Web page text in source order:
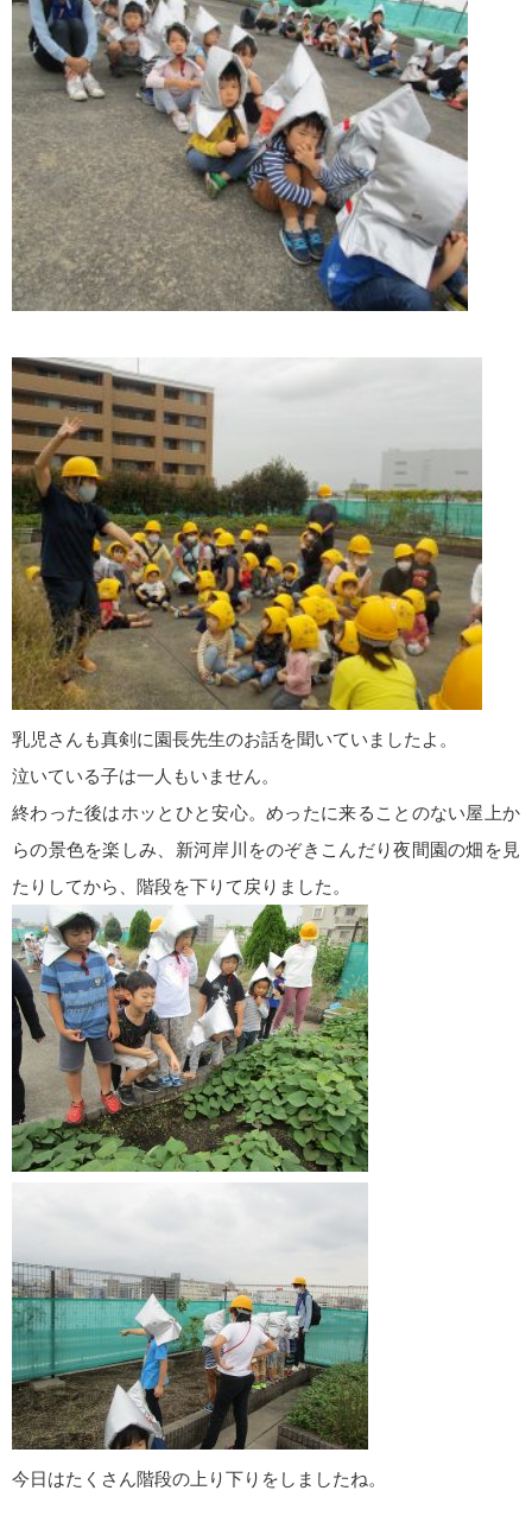
乳児さんも真剣に園長先生のお話を聞いていましたよ。
泣いている子は一人もいません。
終わった後はホッとひと安心。めったに来ることのない屋上か
らの景色を楽しみ、新河岸川をのぞきこんだり夜間園の畑を見
たりしてから、階段を下りて戻りました。
今日はたくさん階段の上り下りをしましたね。